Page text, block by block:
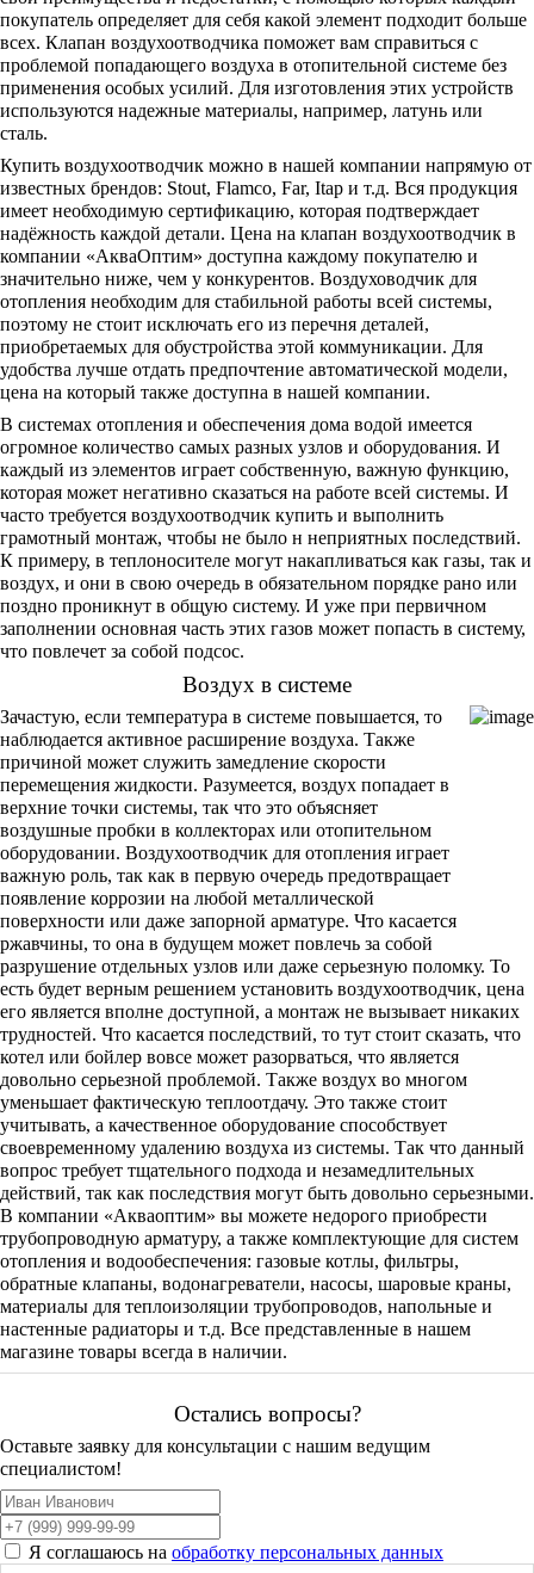
покупатель определяет для себя какой элемент подходит больше
всех. Клапан воздухоотводчика поможет вам справиться с
проблемой попадающего воздуха в отопительной системе без
применения особых усилий. Для изготовления этих устройств
используются надежные материалы, например, латунь или
сталь.
Купить воздухоотводчик можно в нашей компании напрямую от
известных брендов: Stout, Flamco, Far, Itap и т.д. Вся продукция
имеет необходимую сертификацию, которая подтверждает
надёжность каждой детали. Цена на клапан воздухоотводчик в
компании «АкваОптим» доступна каждому покупателю и
значительно ниже, чем у конкурентов. Воздуховодчик для
отопления необходим для стабильной работы всей системы,
поэтому не стоит исключать его из перечня деталей,
приобретаемых для обустройства этой коммуникации. Для
удобства лучше отдать предпочтение автоматической модели,
цена на который также доступна в нашей компании.
В системах отопления и обеспечения дома водой имеется
огромное количество самых разных узлов и оборудования. И
каждый из элементов играет собственную, важную функцию,
которая может негативно сказаться на работе всей системы. И
часто требуется воздухоотводчик купить и выполнить
грамотный монтаж, чтобы не было н неприятных последствий.
К примеру, в теплоносителе могут накапливаться как газы, так и
воздух, и они в свою очередь в обязательном порядке рано или
поздно проникнут в общую систему. И уже при первичном
заполнении основная часть этих газов может попасть в систему,
что повлечет за собой подсос.
Воздух в системе
Зачастую, если температура в системе повышается, то
наблюдается активное расширение воздуха. Также
причиной может служить замедление скорости
перемещения жидкости. Разумеется, воздух попадает в
верхние точки системы, так что это объясняет
воздушные пробки в коллекторах или отопительном
оборудовании. Воздухоотводчик для отопления играет
важную роль, так как в первую очередь предотвращает
появление коррозии на любой металлической
поверхности или даже запорной арматуре. Что касается
ржавчины, то она в будущем может повлечь за собой
разрушение отдельных узлов или даже серьезную поломку. То
есть будет верным решением установить воздухоотводчик, цена
его является вполне доступной, а монтаж не вызывает никаких
трудностей. Что касается последствий, то тут стоит сказать, что
котел или бойлер вовсе может разорваться, что является
довольно серьезной проблемой. Также воздух во многом
уменьшает фактическую теплоотдачу. Это также стоит
учитывать, а качественное оборудование способствует
своевременному удалению воздуха из системы. Так что данный
вопрос требует тщательного подхода и незамедлительных
действий, так как последствия могут быть довольно серьезными.
В компании «Акваоптим» вы можете недорого приобрести
трубопроводную арматуру, а также комплектующие для систем
отопления и водообеспечения: газовые котлы, фильтры,
обратные клапаны, водонагреватели, насосы, шаровые краны,
материалы для теплоизоляции трубопроводов, напольные и
настенные радиаторы и т.д. Все представленные в нашем
магазине товары всегда в наличии.
Остались вопросы?
Оставьте заявку для консультации с нашим ведущим
специалистом!
Я соглашаюсь на обработку персональных данных